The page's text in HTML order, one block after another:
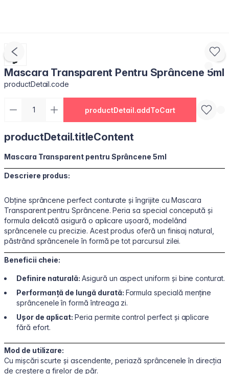
Mascara Transparent Pentru Sprâncene 5ml
productDetail.code
productDetail.addToCart
productDetail.titleContent
Mascara Transparent pentru Sprâncene 5ml
Descriere produs:
Obține sprâncene perfect conturate și îngrijite cu Mascara
Transparent pentru Sprâncene. Peria sa special concepută și
formula delicată asigură o aplicare ușoară, modelând
sprâncenele cu precizie. Acest produs oferă un finisaj natural,
păstrând sprâncenele în formă pe tot parcursul zilei.
Beneficii cheie:
Definire naturală:Asigură un aspect uniform și bine conturat.
Performanță de lungă durată: Formula specială menține
sprâncenele în formă întreaga zi.
Ușor de aplicat:Peria permite control perfect și aplicare
fără efort.
Mod de utilizare:
Cu mișcări scurte și ascendente, periază sprâncenele în direcția
de creștere a firelor de păr.